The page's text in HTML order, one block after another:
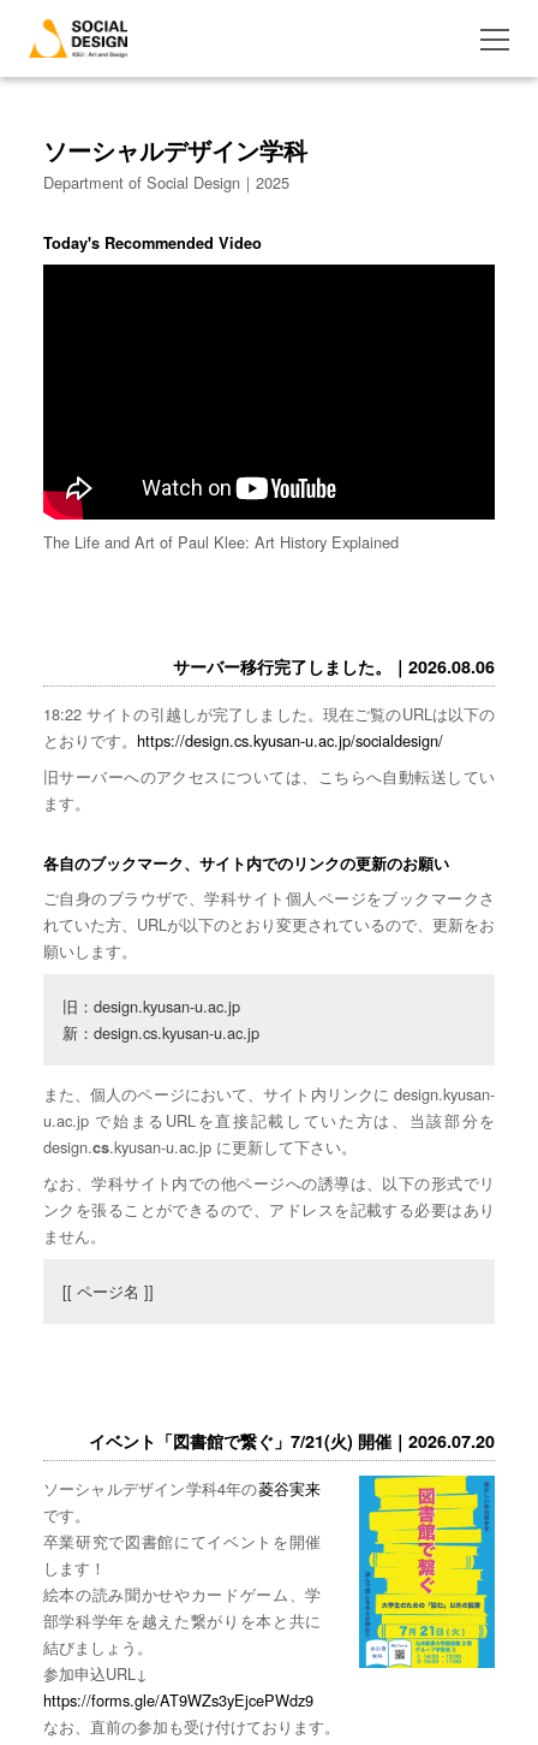
ソーシャルデザイン学科
Department of Social Design｜2025
Today's Recommended Video
The Life and Art of Paul Klee: Art History Explained
サーバー移行完了しました。｜2026.08.06
18:22 サイトの引越しが完了しました。現在ご覧のURLは以下の
とおりです。 https://design.cs.kyusan-u.ac.jp/socialdesign/
旧サーバーへのアクセスについては、こちらへ自動転送してい
ます。
各自のブックマーク、サイト内でのリンクの更新のお願い
ご自身のブラウザで、学科サイト個人ページをブックマークさ
れていた方、URLが以下のとおり変更されているので、更新をお
願いします。
旧：design.kyusan-u.ac.jp
新：design.cs.kyusan-u.ac.jp
また、個人のページにおいて、サイト内リンクに design.kyusan-
u.ac.jp で始まるURLを直接記載していた方は、当該部分を
design.cs.kyusan-u.ac.jp に更新して下さい。
なお、学科サイト内での他ページへの誘導は、以下の形式でリ
ンクを張ることができるので、アドレスを記載する必要はあり
ません。
[[ ページ名 ]]
イベント「図書館で繋ぐ」7/21(火) 開催｜2026.07.20
ソーシャルデザイン学科4年の菱谷実来
です。
卒業研究で図書館にてイベントを開催
します！
絵本の読み聞かせやカードゲーム、学
部学科学年を越えた繋がりを本と共に
結びましょう。
参加申込URL↓
https://forms.gle/AT9WZs3yEjcePWdz9
なお、直前の参加も受け付けております。